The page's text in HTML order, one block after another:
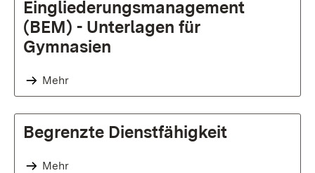
Eingliederungsmanagement
(BEM) - Unterlagen für
Gymnasien
Mehr
Begrenzte Dienstfähigkeit
Mehr